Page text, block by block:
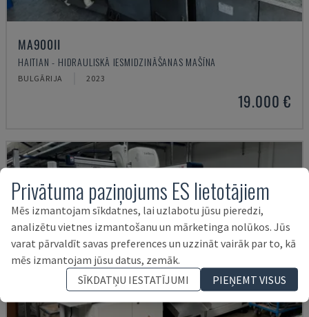
MA900ІІ
HAITIAN - HIDRAULISKĀ IESMIDZINĀŠANAS MAŠĪNA
BULGĀRIJA 2023
19.000 €
Privātuma paziņojums ES lietotājiem
Mēs izmantojam sīkdatnes, lai uzlabotu jūsu pieredzi,
analizētu vietnes izmantošanu un mārketinga nolūkos. Jūs
varat pārvaldīt savas preferences un uzzināt vairāk par to, kā
mēs izmantojam jūsu datus, zemāk.
SĪKDATŅU IESTATĪJUMI
PIEŅEMT VISUS